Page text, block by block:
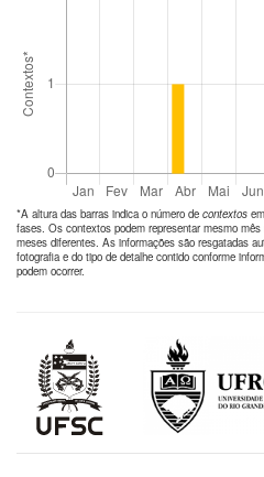
*A altura das barras indica o número de contextos
fases. Os contextos podem representar mesmo
meses diferentes. As informações são resgatadas
fotografia e do tipo de detalhe contido conforme
podem ocorrer.